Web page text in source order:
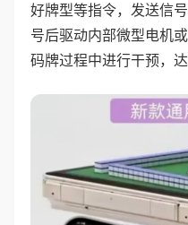
好牌型等指令，发送信
号后驱动内部微型电机
码牌过程中进行干预，达